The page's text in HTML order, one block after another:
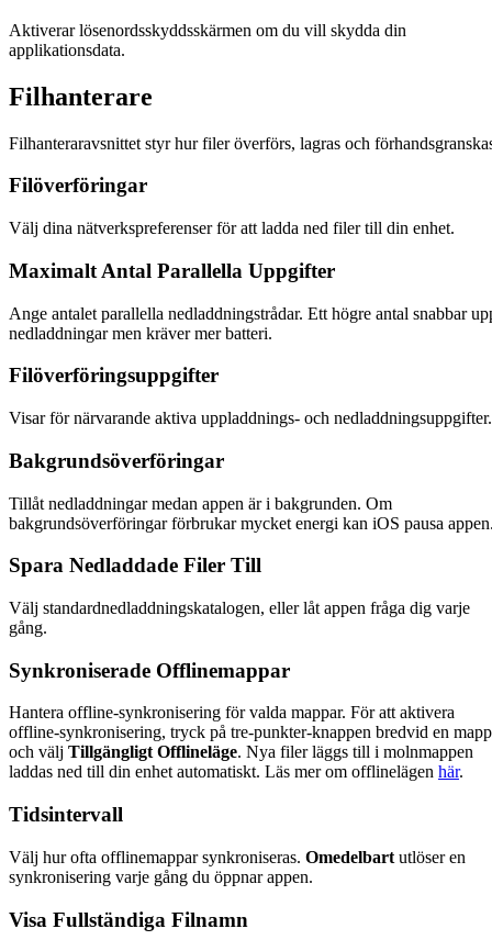
Aktiverar lösenordsskyddsskärmen om du vill skydda din
applikationsdata.
Filhanterare
Filhanteraravsnittet styr hur filer överförs, lagras och
Filöverföringar
Välj dina nätverkspreferenser för att ladda ned filer till din enhet.
Maximalt Antal Parallella Uppgifter
Ange antalet parallella nedladdningstrådar. Ett högre antal snabbar
nedladdningar men kräver mer batteri.
Filöverföringsuppgifter
Visar för närvarande aktiva uppladdnings- och nedladdningsuppgifter.
Bakgrundsöverföringar
Tillåt nedladdningar medan appen är i bakgrunden. Om
bakgrundsöverföringar förbrukar mycket energi kan iOS pausa
Spara Nedladdade Filer Till
Välj standardnedladdningskatalogen, eller låt appen fråga dig varje
gång.
Synkroniserade Offlinemappar
Hantera offline-synkronisering för valda mappar. För att aktivera
offline-synkronisering, tryck på tre-punkter-knappen bredvid en mapp
och välj Tillgängligt Offlineläge. Nya filer läggs till i molnmappen
laddas ned till din enhet automatiskt. Läs mer om offlinelägen här.
Tidsintervall
Välj hur ofta offlinemappar synkroniseras. Omedelbart utlöser en
synkronisering varje gång du öppnar appen.
Visa Fullständiga Filnamn